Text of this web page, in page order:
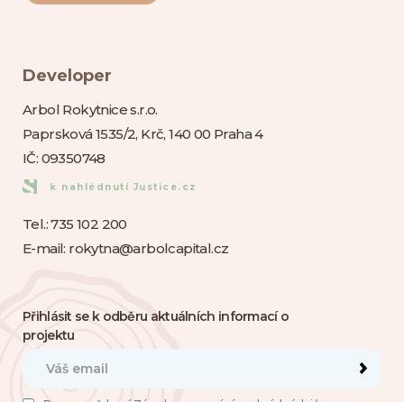
Developer
Arbol Rokytnice s.r.o.
Paprsková 1535/2, Krč, 140 00 Praha 4
IČ: 09350748
k nahlédnutí Justice.cz
Tel.:735 102 200
E-mail: rokytna@arbolcapital.cz
Přihlásit se k odběru aktuálních informací o
projektu